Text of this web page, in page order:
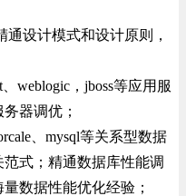
通设计模式和设计原则，
weblogic，jboss等应用服
器调优；
、mysql等关系型数据
式；精通数据库性能调
数据性能优化经验；